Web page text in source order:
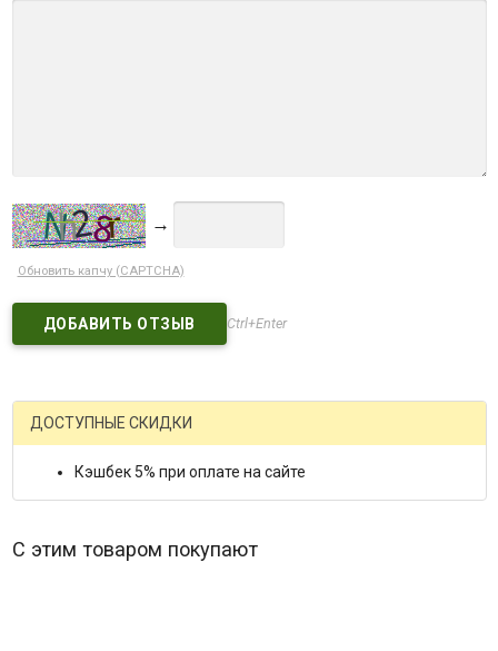
→
Обновить капчу (CAPTCHA)
Ctrl+Enter
ДОСТУПНЫЕ СКИДКИ
Кэшбек 5% при оплате на сайте
С этим товаром покупают